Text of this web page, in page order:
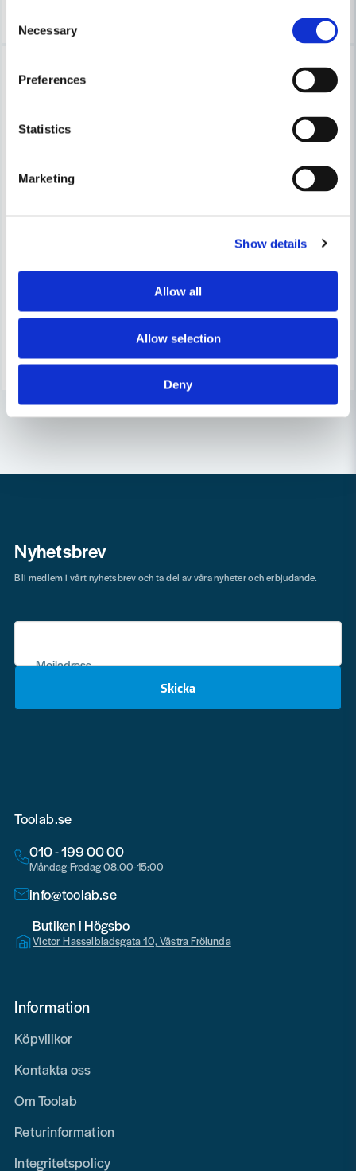
Selection
Necessary
Preferences
Statistics
Marketing
Show details
Allow all
Allow selection
Deny
Peltor Komplett Kabel 3M L201AX-03/SP
Leveranstid ifrån leverantör ca
1 024 kr
Nyhetsbrev
Mejladress
Skicka
Bli medlem i vårt nyhetsbrev och ta del av våra nyheter och erbjudande.
Toolab.se
010 - 199 00 00
Måndag-Fredag 08.00-15:00
info@toolab.se
Butiken i Högsbo
Victor Hasselbladsgata 10, Västra Frölunda
Information
Köpvillkor
Kontakta oss
Om Toolab
Returinformation
Integritetspolicy